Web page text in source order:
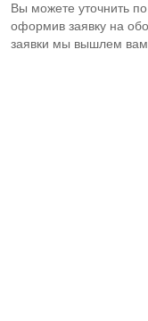
Вы можете уточнить
оформив заявку на
заявки мы вышлем вам